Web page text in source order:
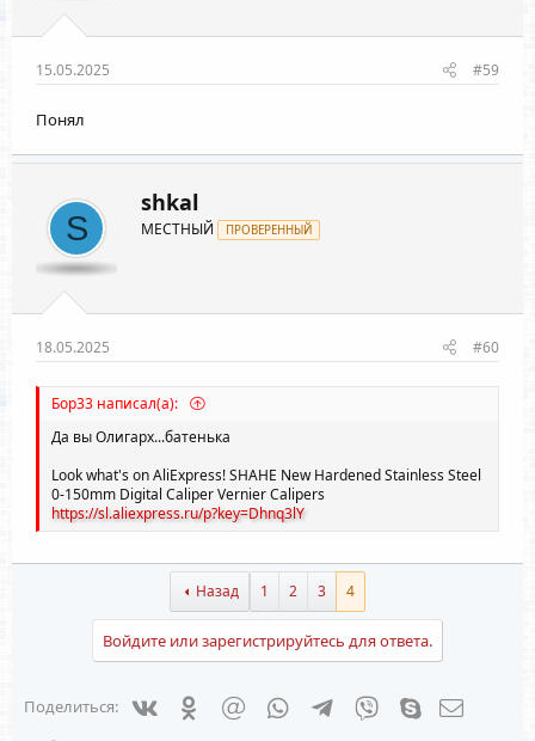
15.05.2025 #59
Понял
S
shkal
МЕСТНЫЙ ПРОВЕРЕННЫЙ
18.05.2025 #60
Бор33 написал(а):
Да вы Олигарх...батенька
Look what's on AliExpress! SHAHE New Hardened Stainless Steel
0-150mm Digital Caliper Vernier Calipers
https://sl.aliexpress.ru/p?key=Dhnq3lY
Назад 1 2 3 4
Войдите или зарегистрируйтесь для ответа.
Поделиться: VkontakteOdnoklassniki
Mail.ru WhatsAppTelegramViber Skype